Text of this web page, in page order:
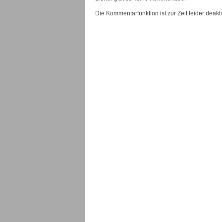
Die Kommentarfunktion ist zur Zeit leider